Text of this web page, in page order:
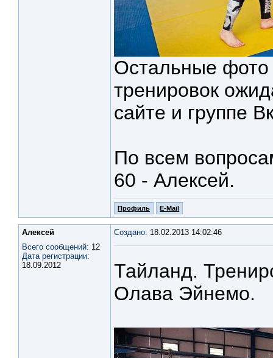
Остальные фото
тренировок
сайте и группе
По всем
60 - Алексей.
Профиль E-Mail
Алексей
Всего сообщений: 12
Дата регистрации:
18.09.2012
Создано: 18.02.2013 14:02:46
Тайланд.
Олава Эйнемо.